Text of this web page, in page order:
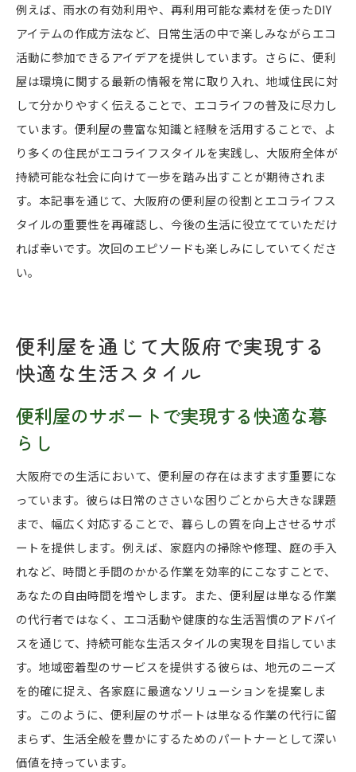
例えば、雨水の有効利用や、再利用可能な素材を使ったDIY
アイテムの作成方法など、日常生活の中で楽しみながらエコ
活動に参加できるアイデアを提供しています。さらに、便利
屋は環境に関する最新の情報を常に取り入れ、地域住民に対
して分かりやすく伝えることで、エコライフの普及に尽力し
ています。便利屋の豊富な知識と経験を活用することで、よ
り多くの住民がエコライフスタイルを実践し、大阪府全体が
持続可能な社会に向けて一歩を踏み出すことが期待されま
す。本記事を通じて、大阪府の便利屋の役割とエコライフス
タイルの重要性を再確認し、今後の生活に役立てていただけ
れば幸いです。次回のエピソードも楽しみにしていてくださ
い。
便利屋を通じて大阪府で実現する
快適な生活スタイル
便利屋のサポートで実現する快適な暮
らし
大阪府での生活において、便利屋の存在はますます重要にな
っています。彼らは日常のささいな困りごとから大きな課題
まで、幅広く対応することで、暮らしの質を向上させるサポ
ートを提供します。例えば、家庭内の掃除や修理、庭の手入
れなど、時間と手間のかかる作業を効率的にこなすことで、
あなたの自由時間を増やします。また、便利屋は単なる作業
の代行者ではなく、エコ活動や健康的な生活習慣のアドバイ
スを通じて、持続可能な生活スタイルの実現を目指していま
す。地域密着型のサービスを提供する彼らは、地元のニーズ
を的確に捉え、各家庭に最適なソリューションを提案しま
す。このように、便利屋のサポートは単なる作業の代行に留
まらず、生活全般を豊かにするためのパートナーとして深い
価値を持っています。